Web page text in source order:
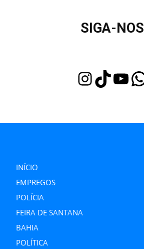
SIGA-NOS
InstagramTikTok Youtube WhatsApp
INÍCIO
EMPREGOS
POLÍCIA
FEIRA DE SANTANA
BAHIA
POLÍTICA